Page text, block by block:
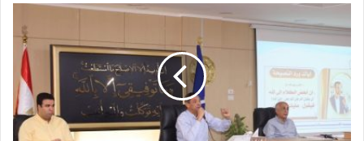
محافظة
السويس
تجهز
لإستقبال
احتفالات
العيد
القومي